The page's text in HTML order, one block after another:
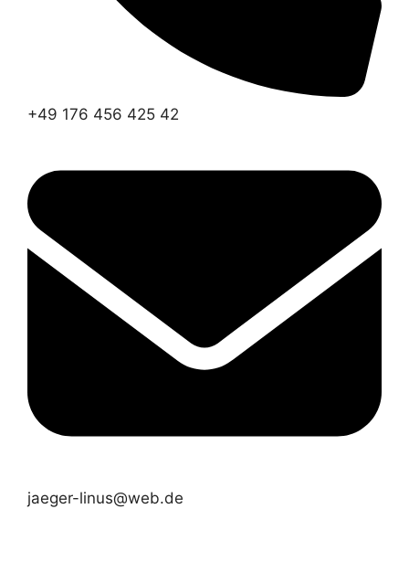
+49 176 456 425 42
jaeger-linus@web.de